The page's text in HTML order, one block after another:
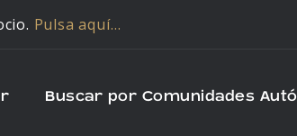
Pulsa aquí…
Buscar por Comunidades